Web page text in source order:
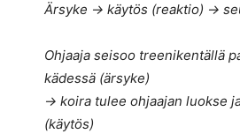
Ärsyke -> käytös (reaktio) ->
Ohjaaja seisoo treenikentällä
kädessä (ärsyke)
-> koira tulee ohjaajan luokse
(käytös)